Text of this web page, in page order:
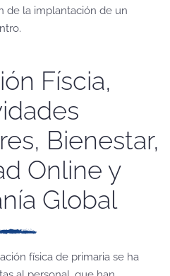
de la implantación de un
Físcia,
Bienestar,
Online y
Global
física de primaria se ha